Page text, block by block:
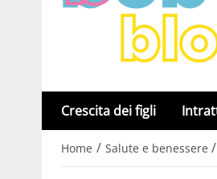
Crescita dei figli
Home / Salute e benessere /